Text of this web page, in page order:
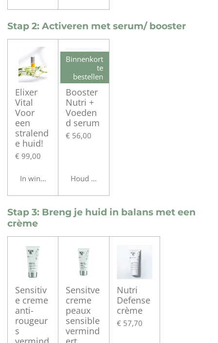
Stap 2: Activeren met serum/ booster
Elixer
Vital
Voor
een
stralend
e huid!
€ 99,00
In winkelwagen
Binnenkort
te
bestellen
Booster
Nutri +
Voeden
d serum
€ 56,00
Houd mij op de hoogte
Stap 3: Breng je huid in balans met een
crème
Sensitiv
e creme
anti-
rougeur
s
Sensitve
creme
peaux
sensible
vermind
Nutri
Defense
crème
€ 57,70